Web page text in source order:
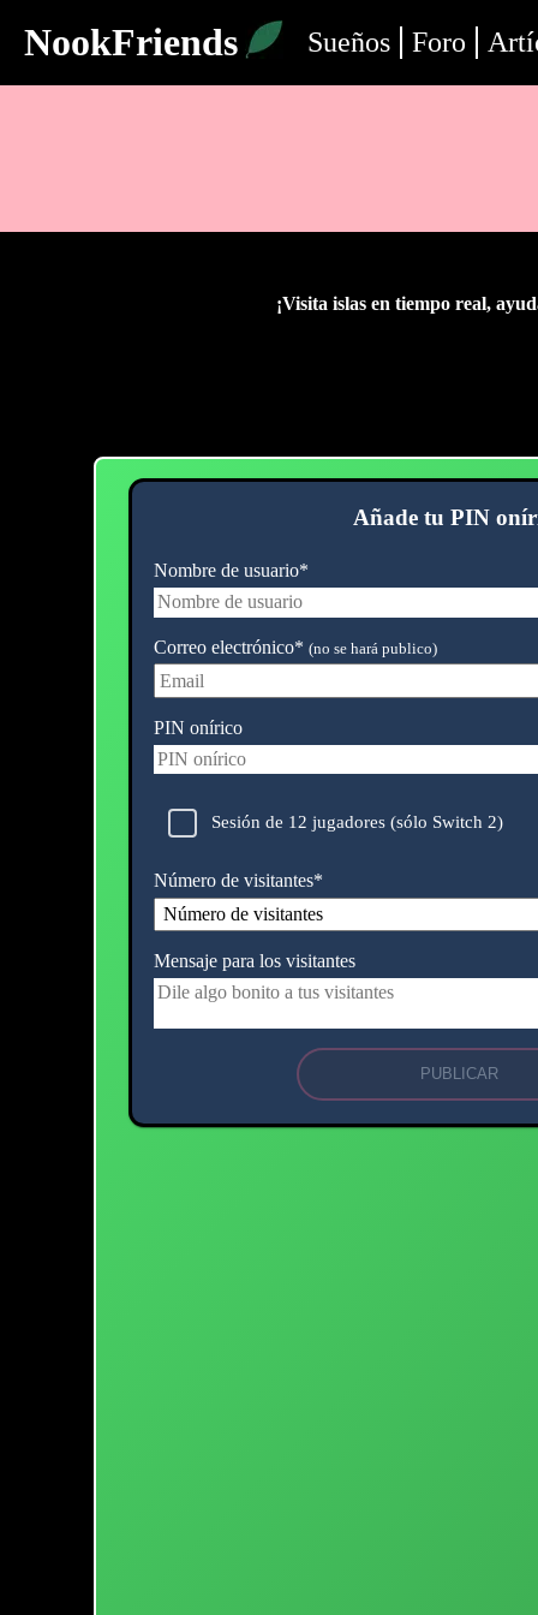
NookFriends Sueños Foro
¡Visita islas en tiempo real,
Añade tu PIN
Nombre de usuario*
Correo electrónico* (no se hará publico)
PIN onírico
Sesión de 12 jugadores (sólo Switch 2)
Número de visitantes*
Mensaje para los visitantes
PUBLICAR